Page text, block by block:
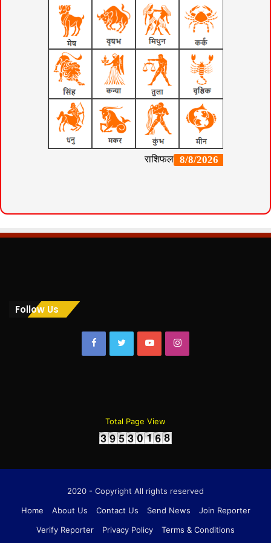
Follow Us
FacebookTwitterYouTubeInstagram
Total Page View
2020 - Copyright All rights reserved
Home
About Us Contact Us Send News
Join Reporter
Verify Reporter
Privacy Policy Terms & Conditions